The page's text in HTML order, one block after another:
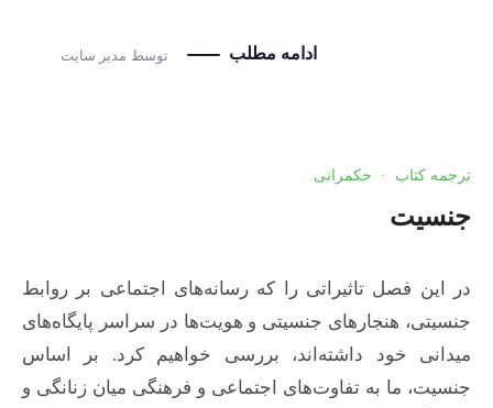
توسط مدیر سایت ادامه مطلب
ترجمه کتاب · حکمرانی
جنسیت
در این فصل تاثیراتی را که رسانه‌های اجتماعی بر روابط
جنسیتی، هنجارهای جنسیتی و هویت‌ها در سراسر پایگاه‌های
میدانی خود داشته‌اند، بررسی خواهیم کرد. بر اساس
جنسیت، ما به تفاوت‌های اجتماعی و فرهنگی میان زنانگی و